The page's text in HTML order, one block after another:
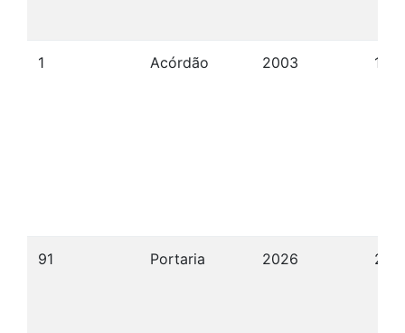
1 Acórdão 2003 11/
91 Portaria 2026 22/